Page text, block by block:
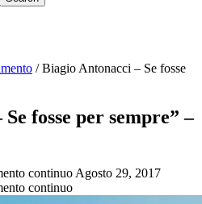
/Biagio Antonacci – Se fosse
fosse per sempre” –
continuo Agosto 29, 2017
continuo